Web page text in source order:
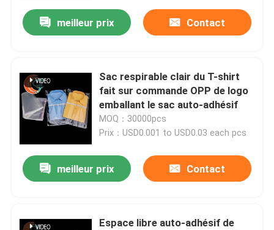
meilleur prix Contact
Sac respirable clair du T-shirt
fait sur commande OPP de logo
emballant le sac auto-adhésif
MOQ：30000pcs
Prix：USD0.001 to USD0.03 each pcs
meilleur prix Contact
Espace libre auto-adhésif de